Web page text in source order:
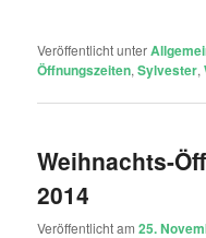
Veröffentlicht unter
Öffnungszeiten,Sylvester,
Weihnachts-
2014
Veröffentlicht am25.